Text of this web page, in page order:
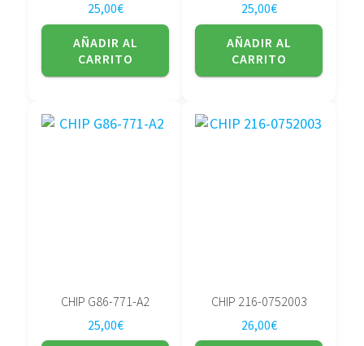
25,00€
AÑADIR AL
CARRITO
25,00€
AÑADIR AL
CARRITO
CHIP G86-771-A2
25,00€
CHIP 216-0752003
26,00€